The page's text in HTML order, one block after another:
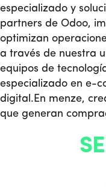
especializado y
partners de Odoo,
optimizan
a través de nuestra
equipos de
especializado en e-
digital. En menze,
que generan